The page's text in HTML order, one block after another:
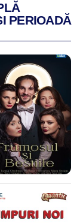
PERIOADĂ